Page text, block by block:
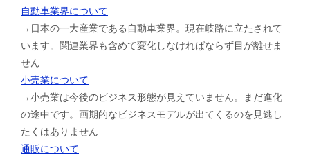
自動車業界について
→日本の一大産業である自動車業界。現在岐路に立たされて
います。関連業界も含めて変化しなければならず目が離せま
せん
小売業について
→小売業は今後のビジネス形態が見えていません。まだ進化
の途中です。画期的なビジネスモデルが出てくるのを見逃し
たくはありません
通販について